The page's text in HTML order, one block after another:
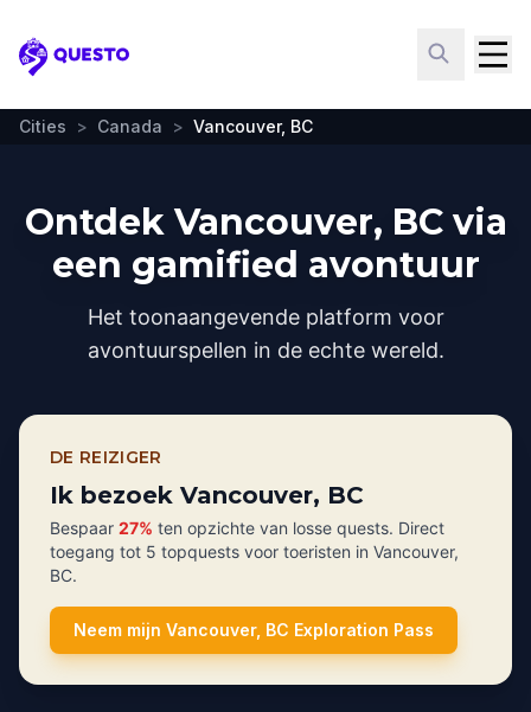
Questo
Cities > Canada > Vancouver, BC
Ontdek Vancouver, BC via
een gamified avontuur
Het toonaangevende platform voor
avontuurspellen in de echte wereld.
DE REIZIGER
Ik bezoek Vancouver, BC
Bespaar 27% ten opzichte van losse quests. Direct
toegang tot 5 topquests voor toeristen in Vancouver,
BC.
Neem mijn Vancouver, BC Exploration Pass